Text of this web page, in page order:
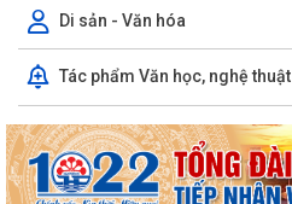
Di sản - Văn hóa
Tác phẩm Văn học, nghệ thuật